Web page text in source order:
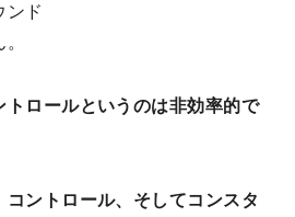
ンド
トロールというのは非効率的で
コントロール、そしてコンスタ